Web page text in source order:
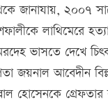
জানাযায়, ২০০৭
লাথিমেরে
ভাসতে দেখে
জয়নাল আবেদীন
হোসেনকে